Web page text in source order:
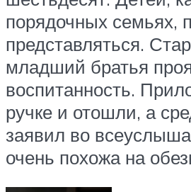
порядочных семьях,
представляться.
младший братья
воспитанность.
ручке и отошли, а
заявил во
очень похожа на